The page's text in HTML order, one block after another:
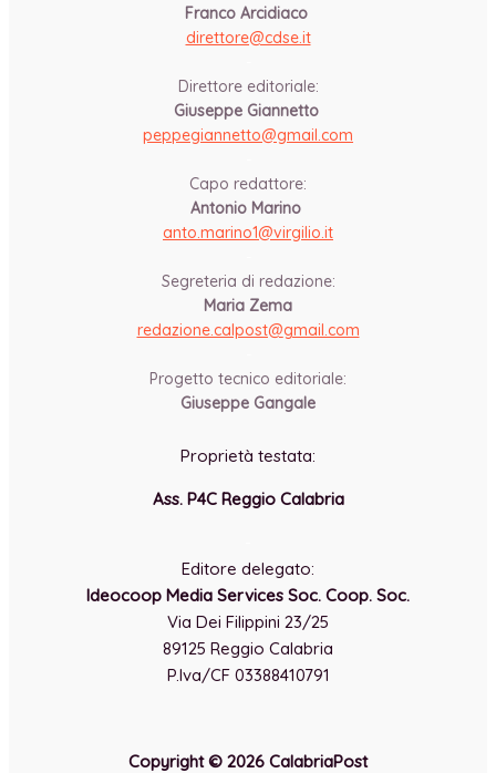
Franco Arcidiaco
direttore@cdse.it
Direttore editoriale:
Giuseppe Giannetto
peppegiannetto@gmail.com
Capo redattore:
Antonio Marino
anto.marino1@virgilio.it
Segreteria di redazione:
Maria Zema
redazione.calpost@gmail.com
Progetto tecnico editoriale:
Giuseppe Gangale
Proprietà testata:
Ass. P4C Reggio Calabria
Editore delegato:
Ideocoop Media Services Soc. Coop. Soc.
Via Dei Filippini 23/25
89125 Reggio Calabria
P.Iva/CF 03388410791
Copyright © 2026 CalabriaPost